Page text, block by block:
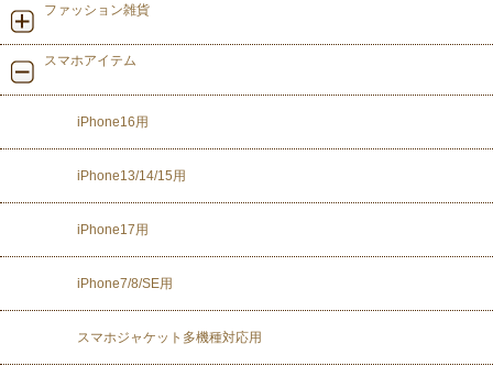
ファッション雑貨
スマホアイテム
iPhone16用
iPhone13/14/15用
iPhone17用
iPhone7/8/SE用
スマホジャケット多機種対応用